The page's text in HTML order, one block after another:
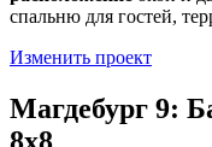
спальню для гостей,
Изменить проект
Магдебург 9:
8х8